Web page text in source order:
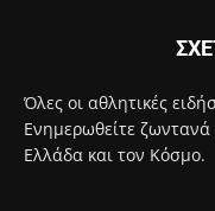
Όλες οι αθλητικές
Ενημερωθείτε
Ελλάδα και τον Κόσμο.